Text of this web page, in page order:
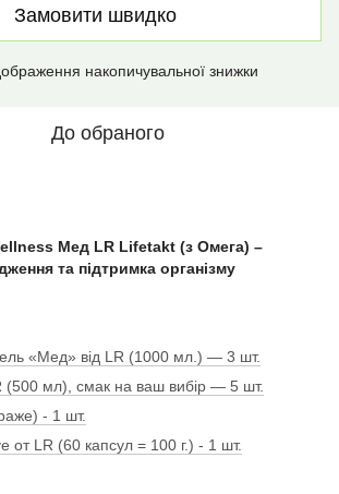
Замовити швидко
накопичувальної знижки
До обраного
Мед LR Lifetakt (з Омега) –
та підтримка організму
«Мед» від LR (1000 мл.) — 3 шт.
(500 мл), смак на ваш вибір — 5 шт.
- 1 шт.
от LR (60 капсул = 100 г.) - 1 шт.